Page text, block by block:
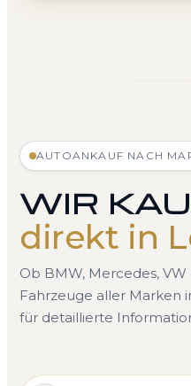
AUTOANKAUF NACH
WIR
direkt in
Ob BMW, Mercedes,
Fahrzeuge aller Marken
für detaillierte